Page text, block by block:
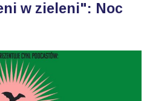
w zieleni": Noc